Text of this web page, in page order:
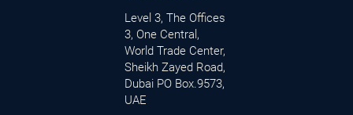
Level 3, The Offices
3, One Central,
World Trade Center,
Sheikh Zayed Road,
Dubai PO Box.9573,
UAE